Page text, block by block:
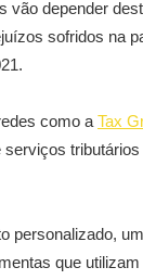
vão depender
sofridos na
como a Tax
serviços
personalizado,
que utilizam